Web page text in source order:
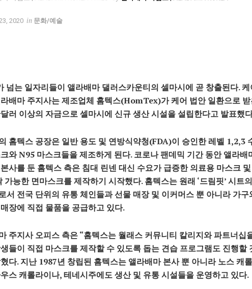
2020 in 문화/예술
넘는 일자리들이 앨라배마 댈러스카운티의 셀마시에 곧 창출된다.
배마 주지사는 제조업체 홈텍스(HomTex)가 케어 법안 일환으로
러 이상의 자금으로 셀마시에 신규 생산 시설을 설립한다고 발표했
홈텍스 공장은 일반 용도 및 연방식약청(FDA)이 승인한 레벨 1,2,3
와 N95 마스크들을 제조하게 된다. 코로나 팬데믹 기간 동안 앨라배
사를 둔 홈텍스 측은 침대 린넨 대신 수요가 급증한 의료용 마스크
가능한 면마스크를 제작하기 시작했다. 홈텍스는 원래 ‘드림핏’ 시트
서 전국 단위의 유통 체인들과 선물 매장 및 이커머스 뿐 아니라 가구
장에 직접 물품을 공급하고 있다.
주지사 오피스 측은 “홈텍스는 월래스 커뮤니티 칼리지와 파트너십
들이 직접 마스크를 제작할 수 있도록 돕는 견습 프로그램도 진행할
다. 지난 1987년 창립된 홈텍스는 앨라배마 본사 뿐 아니라 노스 캐
스 캐롤라이나, 테네시주에도 생산 및 유통 시설들을 운영하고 있다.